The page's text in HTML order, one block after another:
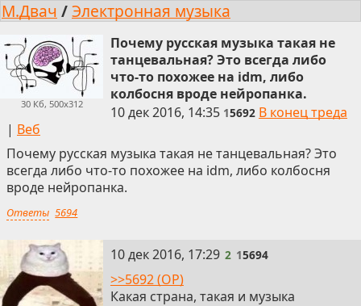
М.Двач /Электронная музыка
30 Кб, 500x312
Почему русская музыка такая не
танцевальная? Это всегда либо
что-то похожее на idm, либо
колбосня вроде нейропанка.
10 дек 2016, 14:35 15692 В конец треда
| Веб
Почему русская музыка такая не танцевальная? Это
всегда либо что-то похожее на idm, либо колбосня
вроде нейропанка.
Ответы 5694
2
10 дек 2016, 17:29 2 15694
>>5692 (OP)
Какая страна, такая и музыка